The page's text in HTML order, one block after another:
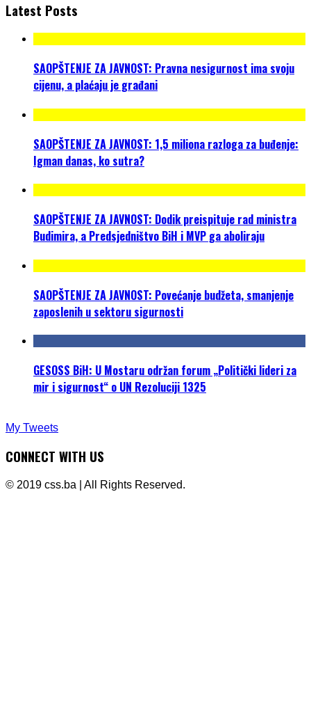
Latest Posts
SAOPŠTENJE ZA JAVNOST: Pravna nesigurnost ima svoju
cijenu, a plaćaju je građani
SAOPŠTENJE ZA JAVNOST: 1,5 miliona razloga za buđenje:
Igman danas, ko sutra?
SAOPŠTENJE ZA JAVNOST: Dodik preispituje rad ministra
Budimira, a Predsjedništvo BiH i MVP ga aboliraju
SAOPŠTENJE ZA JAVNOST: Povećanje budžeta, smanjenje
zaposlenih u sektoru sigurnosti
GESOSS BiH: U Mostaru održan forum „Politički lideri za
mir i sigurnost“ o UN Rezoluciji 1325
My Tweets
CONNECT WITH US
© 2019 css.ba | All Rights Reserved.